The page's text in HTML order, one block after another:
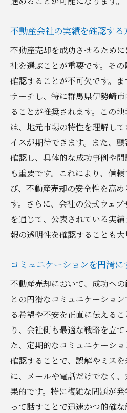
不動産会社の実績を確認する
不動産売却を成功させるため
社を選ぶことが重要です。そ
確認することが不可欠です。
サーチし、特に群馬県伊勢崎
ることが推奨されます。この
は、地元市場の特性を理解し
イスが期待できます。また、
確認し、具体的な成功事例や
も重要です。これにより、信
び、不動産売却の安全性を高
す。さらに、会社の公式ウェ
を通じて、公表されている実
報の透明性を確認することも大
コミュニケーションを円滑に
不動産売却において、成功へ
との円滑なコミュニケーショ
る希望や不安を正直に伝える
り、会社側も最適な戦略を立
た、定期的なコミュニケーシ
確認することで、誤解やミス
に、メールや電話だけでなく
果的です。特に複雑な問題が
って話すことで迅速かつ的確